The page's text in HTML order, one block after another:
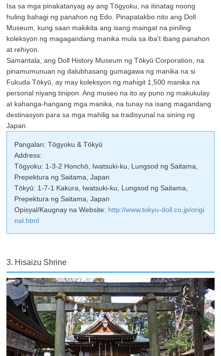
Isa sa mga pinakatanyag ay ang Tōgyoku, na itinatag noong
huling bahagi ng panahon ng Edo. Pinapatakbo nito ang Doll
Museum, kung saan makikita ang isang maingat na piniling
koleksyon ng magagandang manika mula sa iba't ibang panahon
at rehiyon.
Samantala, ang Doll History Museum ng Tōkyū Corporation, na
pinamumunuan ng dalubhasang gumagawa ng manika na si
Fukuda Tōkyū, ay may koleksyon ng mahigit 1,500 manika na
personal niyang tinipon. Ang museo na ito ay puno ng makukulay
at kahanga-hangang mga manika, na tunay na isang magandang
destinasyon para sa mga mahilig sa tradisyunal na sining ng
Japan.
Pangalan: Tōgyoku & Tōkyū
Address:
Tōgyoku: 1-3-2 Honchō, Iwatsuki-ku, Lungsod ng Saitama,
Prepektura ng Saitama, Japan
Tōkyū: 1-7-1 Kakura, Iwatsuki-ku, Lungsod ng Saitama,
Prepektura ng Saitama, Japan
Opisyal/Kaugnay na Website: http://www.tokyu-doll.co.jp/origi
nal.html
3. Hisaizu Shrine